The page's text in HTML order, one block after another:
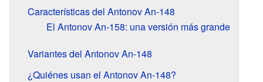
Características del Antonov An-148
El Antonov An-158: una versión más grande
Variantes del Antonov An-148
¿Quiénes usan el Antonov An-148?